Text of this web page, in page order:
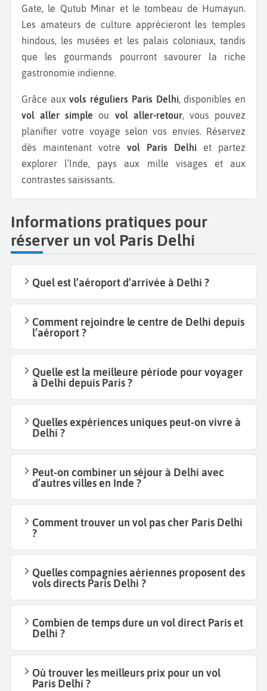
Gate, le Qutub Minar et le tombeau de Humayun.
Les amateurs de culture apprécieront les temples
hindous, les musées et les palais coloniaux, tandis
que les gourmands pourront savourer la riche
gastronomie indienne.
Grâce auxvols réguliers Paris Delhi, disponibles en
vol aller simple ou vol aller-retour, vous pouvez
planifier votre voyage selon vos envies. Réservez
dès maintenant votre vol Paris Delhi et partez
explorer l’Inde, pays aux mille visages et aux
contrastes saisissants.
Informations pratiques pour
réserver un vol Paris Delhi
Quel est l’aéroport d’arrivée à Delhi ?
Comment rejoindre le centre de Delhi depuis
l’aéroport ?
Quelle est la meilleure période pour voyager
à Delhi depuis Paris ?
Quelles expériences uniques peut-on vivre à
Delhi ?
Peut-on combiner un séjour à Delhi avec
d’autres villes en Inde ?
Comment trouver un vol pas cher Paris Delhi
?
Quelles compagnies aériennes proposent des
vols directs Paris Delhi ?
Combien de temps dure un vol direct Paris et
Delhi ?
Où trouver les meilleurs prix pour un vol
Paris Delhi ?